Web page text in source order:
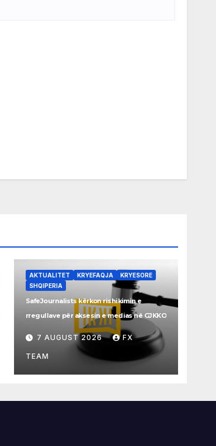
AKTUALITET KRYEFAQJA
KRYESORE
SHQIPERIA
SafeJournalists kërkon rishikimin e
rregullave për aksesin e medias në GJKKO
7 AUGUST 2026 FX
TEAM